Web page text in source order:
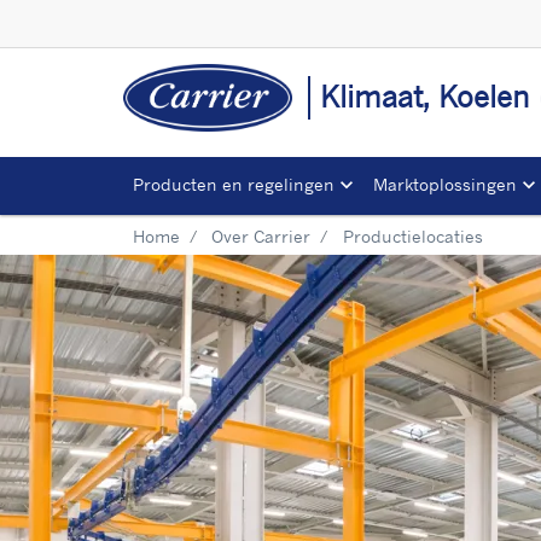
Klimaat,
Producten en regelingen Marktoplossingen
Home Over Carrier Productielocaties